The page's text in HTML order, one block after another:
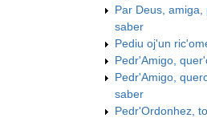
Par Deus, amiga,
saber
Pediu oj'un
Pedr'Amigo,
Pedr'Amigo,
saber
Pedr'Ordonhez,